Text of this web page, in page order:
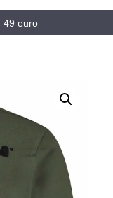
49 euro